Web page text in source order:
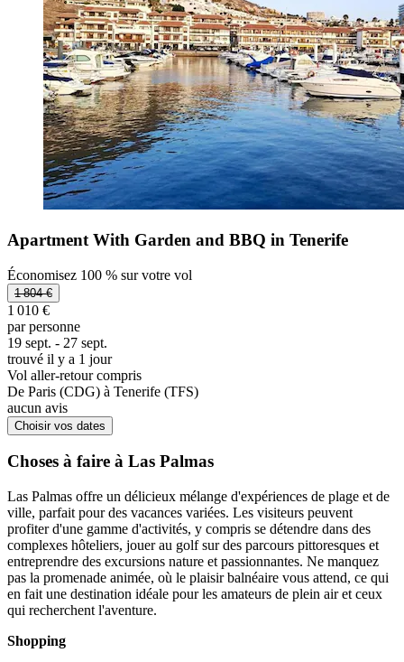
Apartment With Garden and BBQ in Tenerife
Économisez 100 % sur votre vol
1 804 €
1 010 €
par personne
19 sept. - 27 sept.
trouvé il y a 1 jour
Vol aller-retour compris
De Paris (CDG) à Tenerife (TFS)
aucun avis
Choisir vos dates
Choses à faire à Las Palmas
Las Palmas offre un délicieux mélange d'expériences de plage et de
ville, parfait pour des vacances variées. Les visiteurs peuvent
profiter d'une gamme d'activités, y compris se détendre dans des
complexes hôteliers, jouer au golf sur des parcours pittoresques et
entreprendre des excursions nature et passionnantes. Ne manquez
pas la promenade animée, où le plaisir balnéaire vous attend, ce qui
en fait une destination idéale pour les amateurs de plein air et ceux
qui recherchent l'aventure.
Shopping